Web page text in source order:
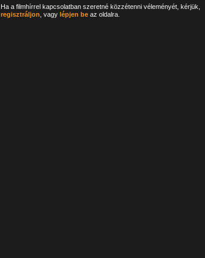
Ha a filmhírrel kapcsolatban szeretné közzétenni véleményét, kérjük,
regisztráljon , vagy lépjen beaz oldalra.